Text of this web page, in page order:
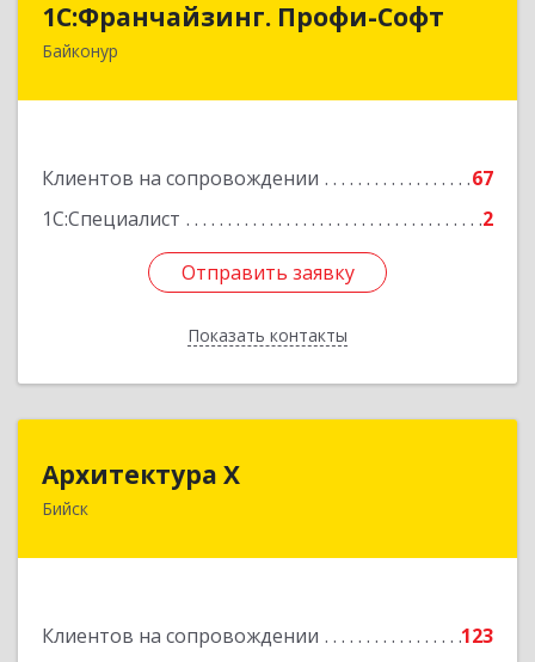
1С:Франчайзинг. Профи-Софт
Байконур
Клиентов на сопровождении
67
1С:Специалист
2
Отправить заявку
Показать контакты
468320, Байконур г, Ленина ул, дом № 10,
Отправить заявку
Назад
Архитектура Х
Бийск
Клиентов на сопровождении
123
659300, Алтайский край, Бийск г, Турусова ул,